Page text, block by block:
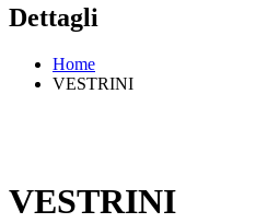
Dettagli
Home
VESTRINI
VESTRINI